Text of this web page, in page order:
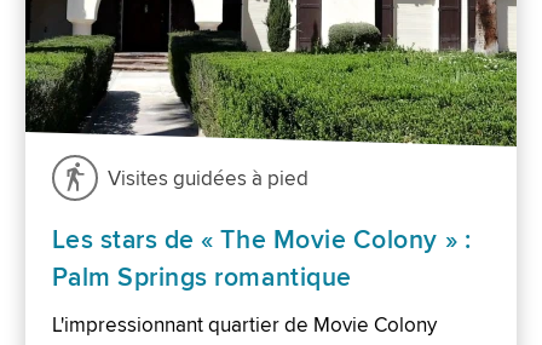
Visites guidées à pied
Les stars de « The Movie Colony » :
Palm Springs romantique
L'impressionnant quartier de Movie Colony